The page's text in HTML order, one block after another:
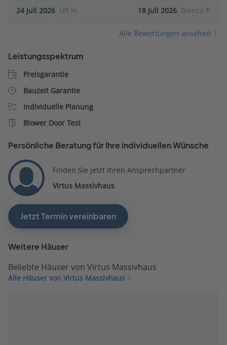
24 Juli 2026 Ulf H. 18 Juli 2026 Bianca P.
Alle Bewertungen ansehen
Leistungsspektrum
Preisgarantie
Bauzeit Garantie
Individuelle Planung
Blower Door Test
Persönliche Beratung für Ihre individuellen Wünsche
Finden Sie jetzt Ihren Ansprechpartner
Virtus Massivhaus
Jetzt Termin vereinbaren
Weitere Häuser
Beliebte Häuser von Virtus Massivhaus
Alle Häuser von Virtus Massivhaus